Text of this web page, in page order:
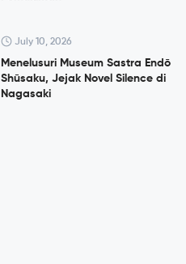
July 10, 2026
Menelusuri Museum Sastra Endō
Shūsaku, Jejak Novel Silence di
Nagasaki